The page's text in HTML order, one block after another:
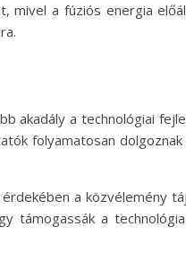
mivel a fúziós energia
akadály a technológiai
folyamatosan dolgoznak
a közvélemény
támogassák a